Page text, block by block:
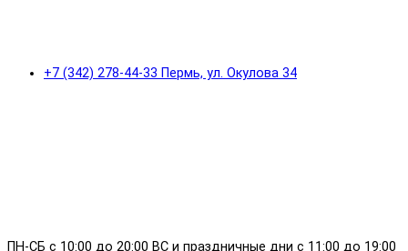
+7 (342) 278-44-33 Пермь, ул. Окулова 34
ПН-СБ с 10:00 до 20:00 ВС и праздничные дни с 11:00 до 19:00